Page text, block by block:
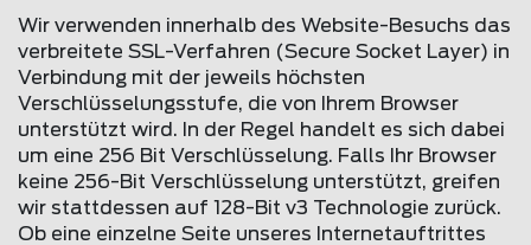
Wir verwenden innerhalb des Website-Besuchs das
verbreitete SSL-Verfahren (Secure Socket Layer) in
Verbindung mit der jeweils höchsten
Verschlüsselungsstufe, die von Ihrem Browser
unterstützt wird. In der Regel handelt es sich dabei
um eine 256 Bit Verschlüsselung. Falls Ihr Browser
keine 256-Bit Verschlüsselung unterstützt, greifen
wir stattdessen auf 128-Bit v3 Technologie zurück.
Ob eine einzelne Seite unseres Internetauftrittes